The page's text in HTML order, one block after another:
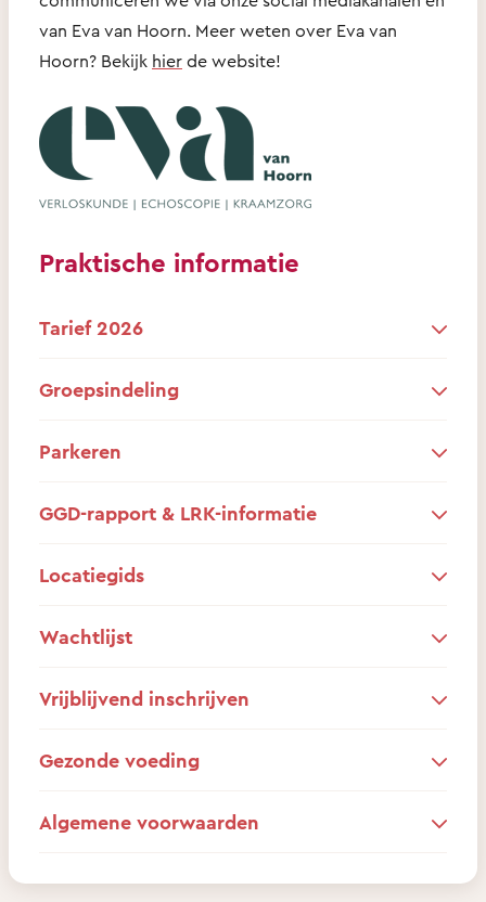
van Eva van Hoorn. Meer weten over Eva van
Hoorn? Bekijk hier de website!
Praktische informatie
Tarief 2026
Groepsindeling
Parkeren
GGD-rapport & LRK-informatie
Locatiegids
Wachtlijst
Vrijblijvend inschrijven
Gezonde voeding
Algemene voorwaarden